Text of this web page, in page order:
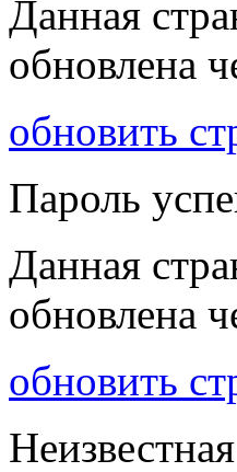
Данная
обновлена
обновить
Пароль
Данная
обновлена
обновить